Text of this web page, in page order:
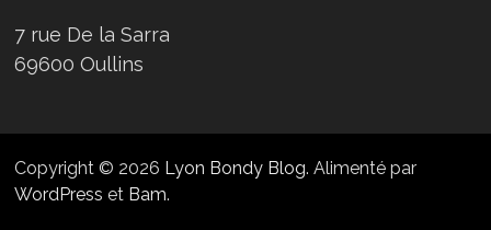
7 rue De la Sarra
69600 Oullins
Copyright © 2026 Lyon Bondy Blog. Alimenté par
WordPress et Bam.